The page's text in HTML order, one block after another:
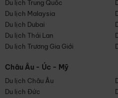
Du lịch Trung Quốc
Du lịch Malaysia
Du lịch Dubai
Du lịch Thái Lan
Du lịch Trương Gia Giới
Châu Âu - Úc - Mỹ
Du lịch Châu Âu
Du lịch Đức